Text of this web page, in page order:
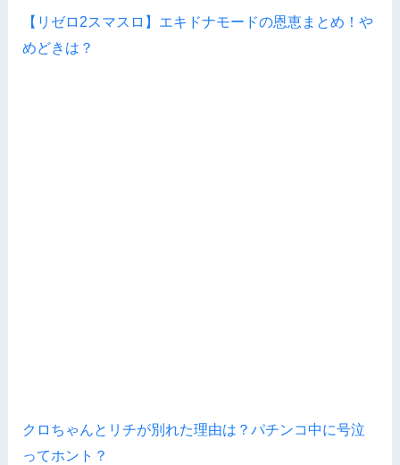
【リゼロ2スマスロ】エキドナモードの恩恵まとめ！や
めどきは？
クロちゃんとリチが別れた理由は？パチンコ中に号泣
ってホント？